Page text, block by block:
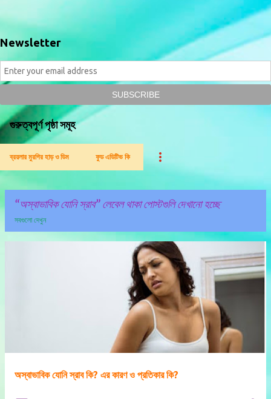
Newsletter
গুরুত্বপূর্ণ পৃষ্ঠা সমূহ
ব্রয়লার মুরগির হাড় ও ডিম ফুড এডিটিভ কি
অস্বাভাবিক যোনি স্রাব লেবেল থাকা পোস্টগুলি দেখানো হচ্ছে
সবগুলো দেখুন
অস্বাভাবিক যোনি স্রাব কি? এর কারণ ও প্রতিকার কি?